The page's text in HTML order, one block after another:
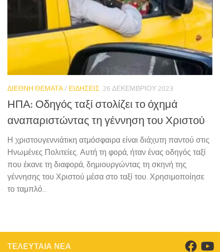
ΔΙΕΘΝΗ ΘΕΜΑΤΑ/ ΕΙΔΗΣΕΙΣ 26 ΔΕΚΕΜΒΡΊΟΥ 2023
ΗΠΑ: Οδηγός ταξί στολίζει το όχημά
αναπαριστώντας τη γέννηση του Χριστού
Η χριστουγεννιάτικη ατμόσφαιρα είναι διάχυτη παντού στις
Ηνωμένες Πολιτείες. Αυτή τη φορά, ήταν ένας οδηγός ταξί
που έκανε τη διαφορά, δημιουργώντας τη σκηνή της
γέννησης του Χριστού μέσα στο ταξί του. Χρησιμοποίησε
το ταμπλό...
ΤΕΛΕΥΤΑΙΑ ΝΕΑ